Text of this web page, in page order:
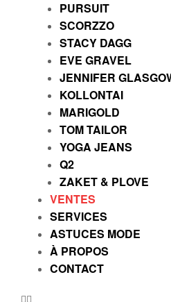
PURSUIT
SCORZZO
STACY DAGG
EVE GRAVEL
JENNIFER
KOLLONTAI
MARIGOLD
TOM TAILOR
YOGA JEANS
Q2
ZAKET & PLOVE
VENTES
SERVICES
ASTUCES MODE
À PROPOS
CONTACT